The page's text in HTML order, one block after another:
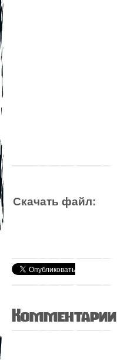
Скачать файл:
Комментарии